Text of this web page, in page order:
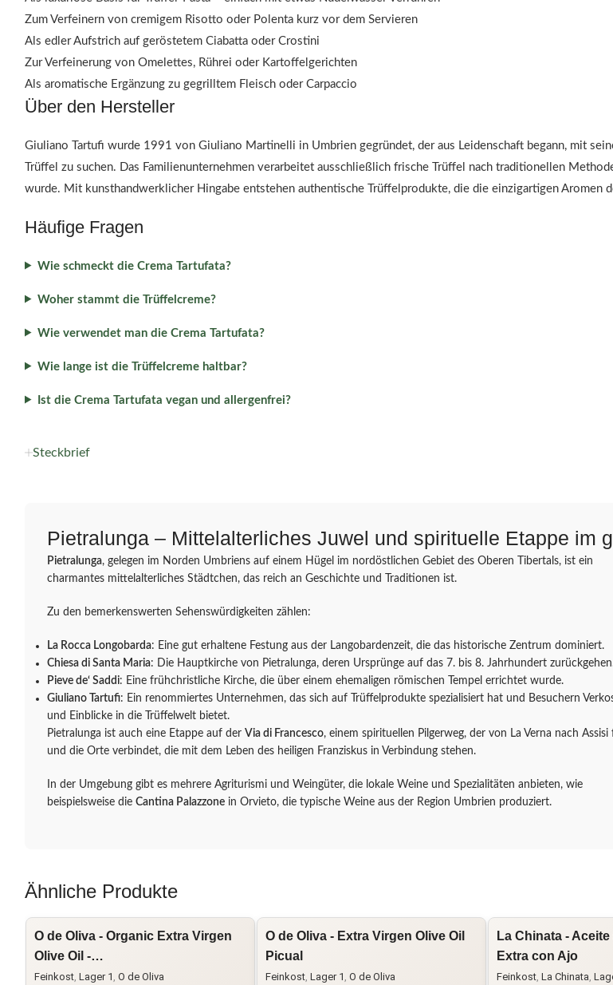
Zum Verfeinern von cremigem Risotto oder Polenta kurz vor dem Servieren
Als edler Aufstrich auf geröstetem Ciabatta oder Crostini
Zur Verfeinerung von Omelettes, Rührei oder Kartoffelgerichten
Als aromatische Ergänzung zu gegrilltem Fleisch oder Carpaccio
Über den Hersteller
Giuliano Tartufi wurde 1991 von Giuliano Martinelli in Umbrien gegründet, der aus Leidenschaft begann, mit
Trüffel zu suchen. Das Familienunternehmen verarbeitet ausschließlich frische Trüffel nach traditionellen
wurde. Mit kunsthandwerklicher Hingabe entstehen authentische Trüffelprodukte, die die einzigartigen Aromen
Häufige Fragen
Wie schmeckt die Crema Tartufata?
Woher stammt die Trüffelcreme?
Wie verwendet man die Crema Tartufata?
Wie lange ist die Trüffelcreme haltbar?
Ist die Crema Tartufata vegan und allergenfrei?
Steckbrief
Pietralunga – Mittelalterliches Juwel und spirituelle Etappe im
Pietralunga, gelegen im Norden Umbriens auf einem Hügel im nordöstlichen Gebiet des Oberen Tibertals, ist ein
charmantes mittelalterliches Städtchen, das reich an Geschichte und Traditionen ist.
Zu den bemerkenswerten Sehenswürdigkeiten zählen:
La Rocca Longobarda: Eine gut erhaltene Festung aus der Langobardenzeit, die das historische Zentrum dominiert.
Chiesa di Santa Maria: Die Hauptkirche von Pietralunga, deren Ursprünge auf das 7. bis 8. Jahrhundert
Pieve de‘ Saddi: Eine frühchristliche Kirche, die über einem ehemaligen römischen Tempel errichtet wurde.
Giuliano Tartufi: Ein renommiertes Unternehmen, das sich auf Trüffelprodukte spezialisiert hat und Besuchern
und Einblicke in die Trüffelwelt bietet.
Pietralunga ist auch eine Etappe auf der Via di Francesco, einem spirituellen Pilgerweg, der von La Verna nach
und die Orte verbindet, die mit dem Leben des heiligen Franziskus in Verbindung stehen.
In der Umgebung gibt es mehrere Agriturismi und Weingüter, die lokale Weine und Spezialitäten anbieten, wie
beispielsweise die Cantina Palazzone in Orvieto, die typische Weine aus der Region Umbrien produziert.
Ähnliche Produkte
O de Oliva - Organic Extra Virgen
Olive Oil -…
Feinkost Lager 1 O de Oliva
O de Oliva - Extra Virgen Olive Oil
Picual
Feinkost Lager 1 O de Oliva
La Chinata -
Extra con Ajo
Feinkost La Chinata